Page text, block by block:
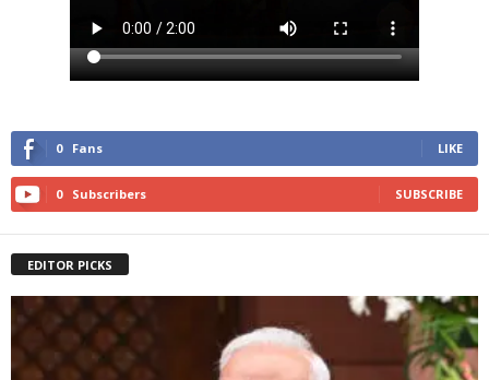
0 Fans LIKE
0 Subscribers SUBSCRIBE
EDITOR PICKS